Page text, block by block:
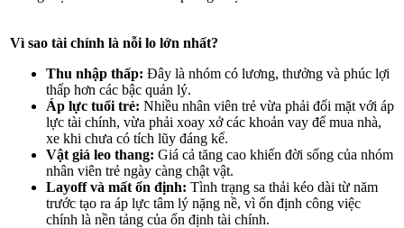
Vì sao tài chính là nỗi lo lớn nhất?
Thu nhập thấp: Đây là nhóm có lương, thưởng và phúc lợi
thấp hơn các bậc quản lý.
Áp lực tuổi trẻ: Nhiều nhân viên trẻ vừa phải đối mặt với áp
lực tài chính, vừa phải xoay xở các khoản vay để mua nhà,
xe khi chưa có tích lũy đáng kể.
Vật giá leo thang: Giá cả tăng cao khiến đời sống của nhóm
nhân viên trẻ ngày càng chật vật.
Layoff và mất ổn định: Tình trạng sa thải kéo dài từ năm
trước tạo ra áp lực tâm lý nặng nề, vì ổn định công việc
chính là nền tảng của ổn định tài chính.